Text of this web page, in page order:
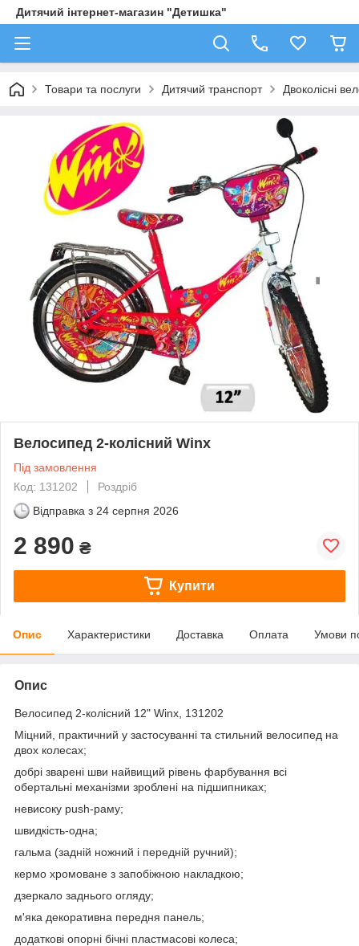
Дитячий інтернет-магазин "Детишка"
Товари та послуги Дитячий транспорт Двоколісні
Велосипед 2-колісний Winx
Під замовлення
Код: 131202
Роздріб
Відправка з 24 серпня 2026
2 890 ₴
Купити
Опис Характеристики Доставка Оплата Умови
Опис
Велосипед 2-колісний 12" Winx, 131202
Міцний, практичний у застосуванні та стильний велосипед на
двох колесах;
добрі зварені шви найвищий рівень фарбування всі
обертальні механізми зроблені на підшипниках;
невисоку push-раму;
швидкість-одна;
гальма (задній ножний і передній ручний);
кермо хромоване з запобіжною накладкою;
дзеркало заднього огляду;
м'яка декоративна передня панель;
додаткові опорні бічні пластмасові колеса;